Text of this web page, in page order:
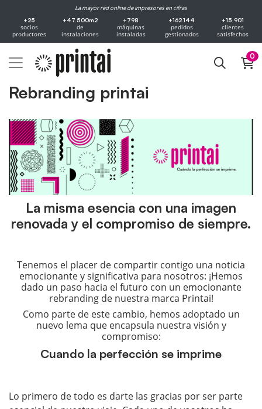
La mayor red online de impresores en cifras
+25
socios
productores
+47.500m2
de
instalaciones
+798
máquinas
instaladas
+162.144
pedidos
gestionados
+15.901
clientes
satisfechos
0
Rebranding printai
La misma esencia con una imagen
renovada y el compromiso de siempre.
Tenemos el placer de compartir contigo una noticia
emocionante y significativa para nosotros: ¡Hemos
dado un paso hacia el futuro con un emocionante
rebranding de nuestra marca Printai!
Como parte de este cambio, hemos adoptado un
nuevo lema que encapsula nuestra visión y
compromiso:
Cuando la perfección se imprime
Lo primero de todo es darte las gracias por ser parte